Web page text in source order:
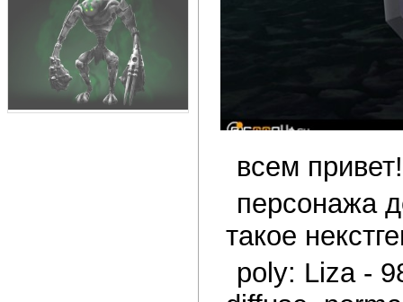
всем привет!
персонажа
такое
poly: Liza -